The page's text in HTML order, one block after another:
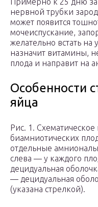
нервной трубки
может появится
мочеиспускание,
желательно встать на
назначит витамины,
плода и направит на
Особенности
яйца
Рис. 1.
биамниотических
отдельные
слева — у каждого
децидуальная
— децидуальная
(указана стрелкой).